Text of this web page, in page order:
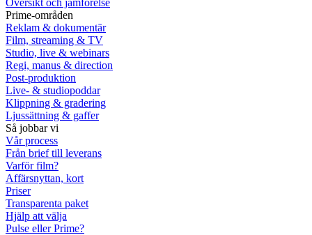
Prime-områden
Reklam & dokumentär
Film, streaming & TV
Studio, live & webinars
Regi, manus & direction
Post-produktion
Live- & studiopoddar
Klippning & gradering
Ljussättning & gaffer
Så jobbar vi
Vår process
Från brief till leverans
Varför film?
Affärsnyttan, kort
Priser
Transparenta paket
Hjälp att välja
Pulse eller Prime?